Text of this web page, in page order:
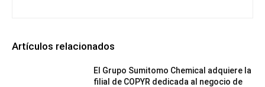
Artículos relacionados
El Grupo Sumitomo Chemical adquiere la
filial de COPYR dedicada al negocio de